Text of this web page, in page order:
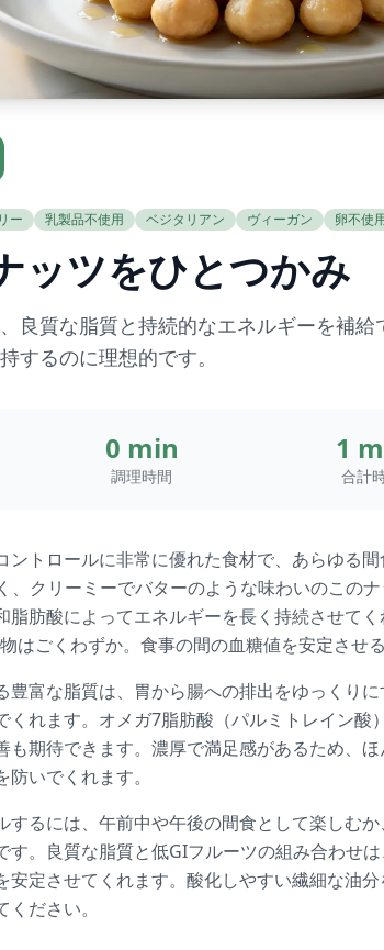
ー 乳製品不使用 ベジタリアン ヴィーガン 卵不使
ッツをひとつかみ
良質な脂質と持続的なエネルギーを補
するのに理想的です。
0 min
調理時間
1
合計
ントロールに非常に優れた食材で、あらゆる
、クリーミーでバターのような味わいのこの
肪酸によってエネルギーを長く持続させてく
はごくわずか。食事の間の血糖値を安定させ
豊富な脂質は、胃から腸への排出をゆっくり
くれます。オメガ7脂肪酸（パルミトレイン酸
も期待できます。濃厚で満足感があるため、
いでくれます。
するには、午前中や午後の間食として楽しむ
す。良質な脂質と低GIフルーツの組み合わせ
安定させてくれます。酸化しやすい繊細な油
ださい。